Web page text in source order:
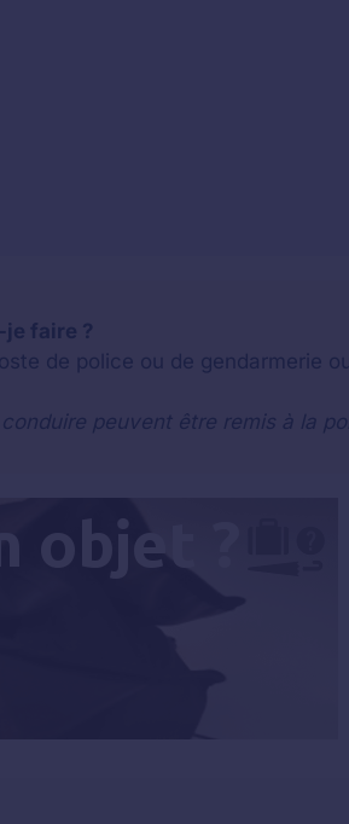
faire ?
de police ou de gendarmerie
peuvent être remis à la